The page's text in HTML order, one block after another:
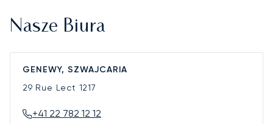
Nasze Biura
GENEWY, SZWAJCARIA
29 Rue Lect 1217
+41 22 782 12 12